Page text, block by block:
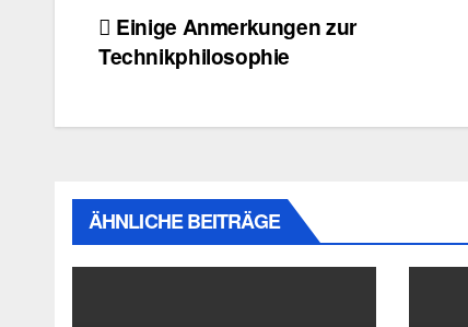
Beitragsnavigation
Einige Anmerkungen zur
Technikphilosophie
ÄHNLICHE BEITRÄGE